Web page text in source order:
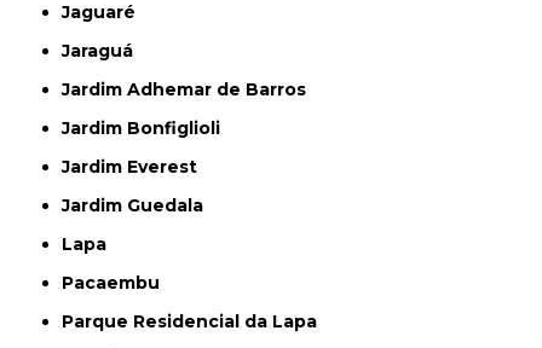
Jaguaré
Jaraguá
Jardim Adhemar de Barros
Jardim Bonfiglioli
Jardim Everest
Jardim Guedala
Lapa
Pacaembu
Parque Residencial da Lapa